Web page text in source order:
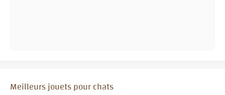
Meilleurs jouets pour chats